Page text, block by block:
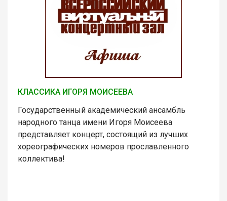
КЛАССИКА ИГОРЯ МОИСЕЕВА
Государственный академический ансамбль
народного танца имени Игоря Моисеева
представляет концерт, состоящий из лучших
хореографических номеров прославленного
коллектива!